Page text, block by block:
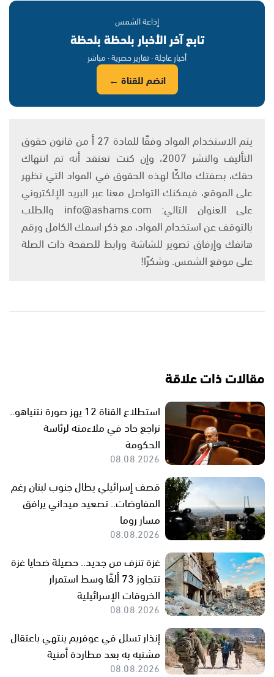
إذاعة الشمس
تابع آخر الأخبار بلحظة بلحظة
أخبار عاجلة · تقارير حصرية · مباشر
انضم للقناة ←
يتم الاستخدام المواد وفقًا للمادة 27 أ من قانون حقوق
التأليف والنشر 2007، وإن كنت تعتقد أنه تم انتهاك
حقك، بصفتك مالكًا لهذه الحقوق في المواد التي تظهر
على الموقع، فيمكنك التواصل معنا عبر البريد الإلكتروني
على العنوان التالي: info@ashams.com والطلب
بالتوقف عن استخدام المواد، مع ذكر اسمك الكامل ورقم
هاتفك وإرفاق تصوير للشاشة ورابط للصفحة ذات الصلة
على موقع الشمس. وشكرًا!
مقالات ذات علاقة
استطلاع القناة 12 يهز صورة نتنياهو..
تراجع حاد في ملاءمته لرئاسة
الحكومة
08.08.2026
قصف إسرائيلي يطال جنوب لبنان رغم
المفاوضات.. تصعيد ميداني يرافق
مسار روما
08.08.2026
غزة تنزف من جديد.. حصيلة ضحايا غزة
تتجاوز 73 ألفًا وسط استمرار
الخروقات الإسرائيلية
08.08.2026
إنذار تسلل في عوفريم ينتهي باعتقال
مشتبه به بعد مطاردة أمنية
08.08.2026